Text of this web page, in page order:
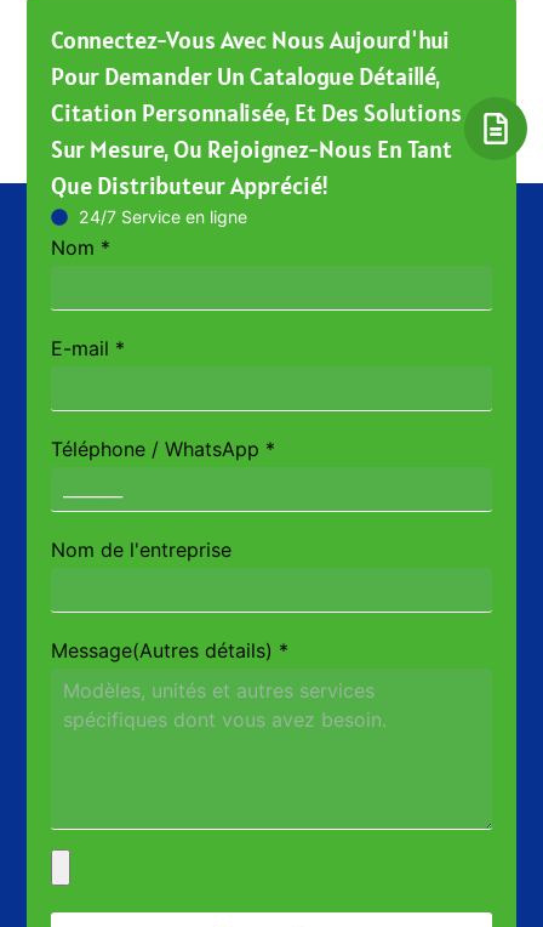
Connectez-Vous Avec Nous Aujourd'hui
Pour Demander Un Catalogue Détaillé,
Citation Personnalisée, Et Des Solutions
Sur Mesure, Ou Rejoignez-Nous En Tant
Que Distributeur Apprécié!
24/7 Service en ligne
Nom *
E-mail *
Téléphone / WhatsApp *
Nom de l'entreprise
Message(Autres détails) *